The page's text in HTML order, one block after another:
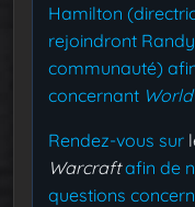
Hamilton
rejoindront
communauté)
concernant
Rendez-vous sur
Warcraftafin de
questions